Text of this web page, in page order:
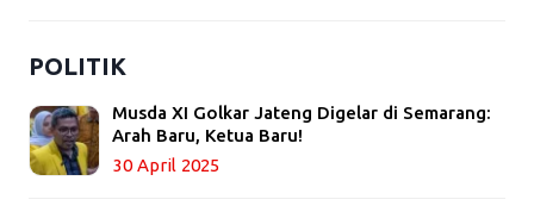
POLITIK
Musda XI Golkar Jateng Digelar di Semarang:
Arah Baru, Ketua Baru!
30 April 2025